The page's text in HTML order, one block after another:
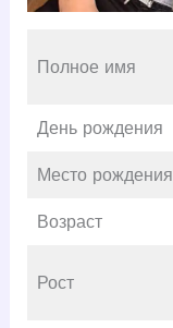
Полное имя
День рождения
Место рождения
Возраст
Рост